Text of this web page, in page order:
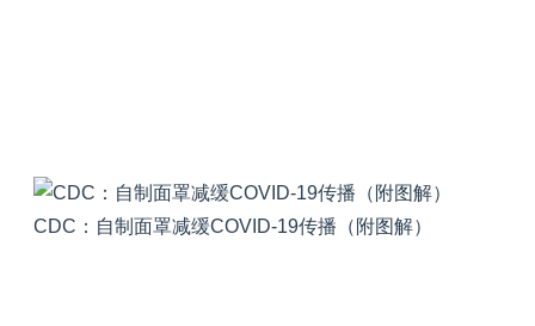
CDC：自制面罩减缓COVID-19传播（附图解）